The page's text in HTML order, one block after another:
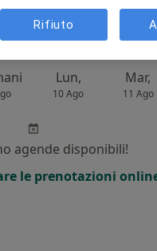
Lun,
10 Ago
Mar,
11 Ago
agende disponibili!
le prenotazioni
Rifiuto